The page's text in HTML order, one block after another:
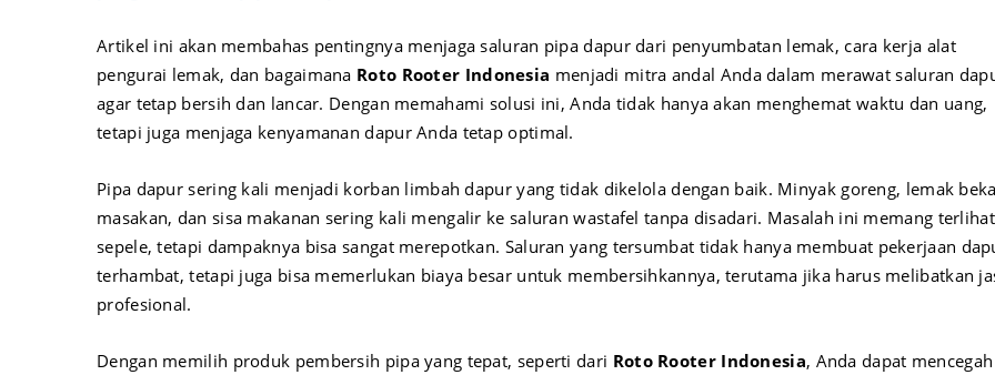
Artikel ini akan membahas pentingnya menjaga saluran pipa dapur dari penyumbatan lemak, cara kerja alat
pengurai lemak, dan bagaimana Roto Rooter Indonesia menjadi mitra andal Anda dalam merawat saluran
agar tetap bersih dan lancar. Dengan memahami solusi ini, Anda tidak hanya akan menghemat waktu dan uang,
tetapi juga menjaga kenyamanan dapur Anda tetap optimal.
Pipa dapur sering kali menjadi korban limbah dapur yang tidak dikelola dengan baik. Minyak goreng, lemak
masakan, dan sisa makanan sering kali mengalir ke saluran wastafel tanpa disadari. Masalah ini memang terlihat
sepele, tetapi dampaknya bisa sangat merepotkan. Saluran yang tersumbat tidak hanya membuat pekerjaan
terhambat, tetapi juga bisa memerlukan biaya besar untuk membersihkannya, terutama jika harus melibatkan
profesional.
Dengan memilih produk pembersih pipa yang tepat, seperti dari Roto Rooter Indonesia, Anda dapat